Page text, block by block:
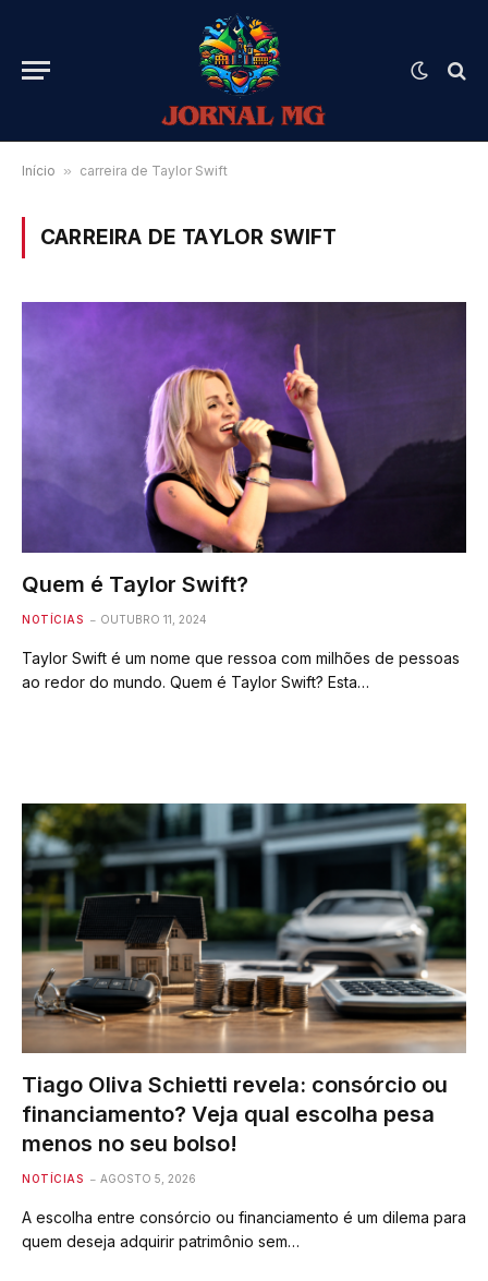
Início » carreira de Taylor Swift
CARREIRA DE TAYLOR SWIFT
Quem é Taylor Swift?
NOTÍCIAS OUTUBRO 11, 2024
Taylor Swift é um nome que ressoa com milhões de pessoas
ao redor do mundo. Quem é Taylor Swift? Esta…
Tiago Oliva Schietti revela: consórcio ou
financiamento? Veja qual escolha pesa
menos no seu bolso!
NOTÍCIAS AGOSTO 5, 2026
A escolha entre consórcio ou financiamento é um dilema para
quem deseja adquirir patrimônio sem…